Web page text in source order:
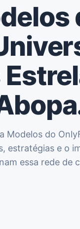
Modelos do
estratégias e o
essa rede de